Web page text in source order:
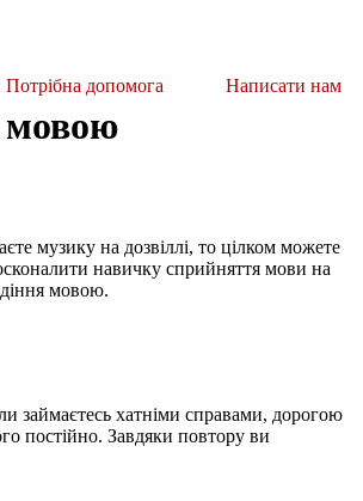
Потрібна допомога Написати нам
мовою
музику на дозвіллі, то цілком можете
навичку сприйняття мови на
мовою.
займаєтесь хатніми справами, дорогою
постійно. Завдяки повтору ви